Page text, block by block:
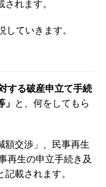
れます。
していきます。
する破産申立て手続
と、何をしてもら
額交渉」、民事再生
再生の申立手続き及
載されます。